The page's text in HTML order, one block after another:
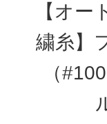
【オー
繍糸】
（